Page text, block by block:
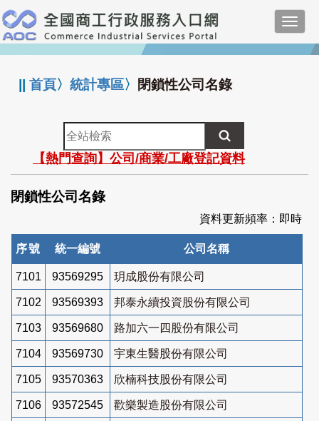
跳
到
主
要
:::
||首頁〉統計專區〉 閉鎖性公司名錄
全
站
檢
索
【熱門查詢】公司/商業/工廠登記資料
閉鎖性公司名錄
資料更新頻率：即時
序號 統一編號 公司名稱
7101 93569295 玥成股份有限公司
7102 93569393 邦泰永續投資股份有限公司
7103 93569680 路加六一四股份有限公司
7104 93569730 宇東生醫股份有限公司
7105 93570363 欣楠科技股份有限公司
7106 93572545 歡樂製造股份有限公司